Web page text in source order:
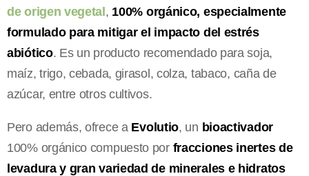
de origen vegetal, 100% orgánico, especialmente
formulado para mitigar el impacto del estrés
abiótico. Es un producto recomendado para soja,
maíz, trigo, cebada, girasol, colza, tabaco, caña de
azúcar, entre otros cultivos.
Pero además, ofrece a Evolutio, un bioactivador
100% orgánico compuesto por fracciones inertes de
levadura y gran variedad de minerales e hidratos